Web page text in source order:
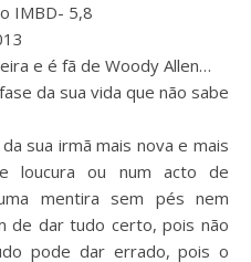
IMBD- 5,8
e é fã de Woody Allen…
da sua vida que não sabe
sua irmã mais nova e mais
loucura ou num acto de
mentira sem pés nem
de dar tudo certo, pois não
pode dar errado, pois o